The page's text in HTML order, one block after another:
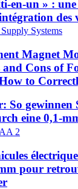
en-un » : une
des
Magnet
and Cons of
to
So gewinnen
eine 0,1-
pour